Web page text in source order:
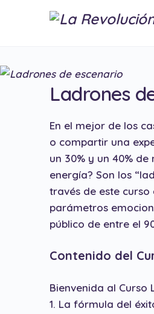
Ladrones
En el mejor de los
o compartir una
un 30% y un 40%
energía? Son los
través de este
parámetros
público de entre el
Contenido del
Bienvenida al Curso
1. La fórmula del